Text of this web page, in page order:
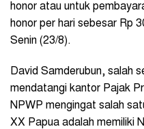
honor atau untuk
honor per hari sebesar Rp
Senin (23/8).
David Samderubun, salah
mendatangi kantor Pajak
NPWP mengingat salah
XX Papua adalah memiliki